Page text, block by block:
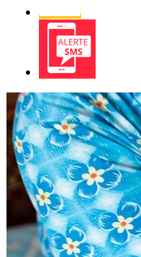
Alerte
SMS